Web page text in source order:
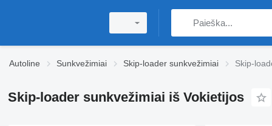
Autoline Sunkvežimiai Skip-loader sunkvežimiai Skip-
Skip-loader sunkvežimiai iš Vokietijos